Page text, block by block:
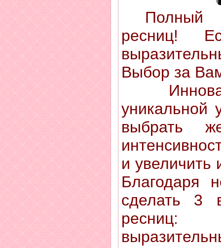
Полный
ресниц!
Выбор за
уникальной
выбрать
и увеличить
Благодаря
сделать 3
ресниц: